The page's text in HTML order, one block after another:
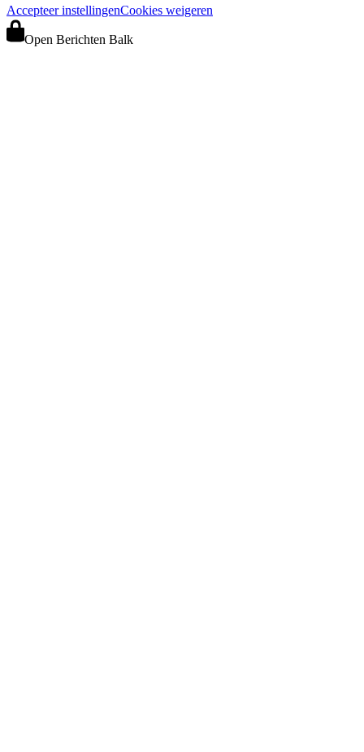
Accepteer instellingenCookies weigeren
Open Berichten Balk